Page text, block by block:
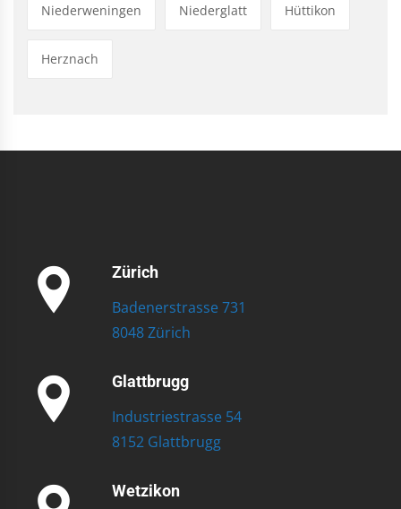
Niederweningen Niederglatt Hüttikon
Herznach
Zürich
Badenerstrasse 731
8048 Zürich
Glattbrugg
Industriestrasse 54
8152 Glattbrugg
Wetzikon